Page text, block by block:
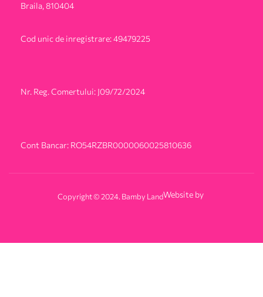
Braila, 810404
Cod unic de inregistrare: 49479225
Nr. Reg. Comertului: J09/72/2024
Cont Bancar: RO54RZBR0000060025810636
Copyright © 2024. Bamby LandWebsite by